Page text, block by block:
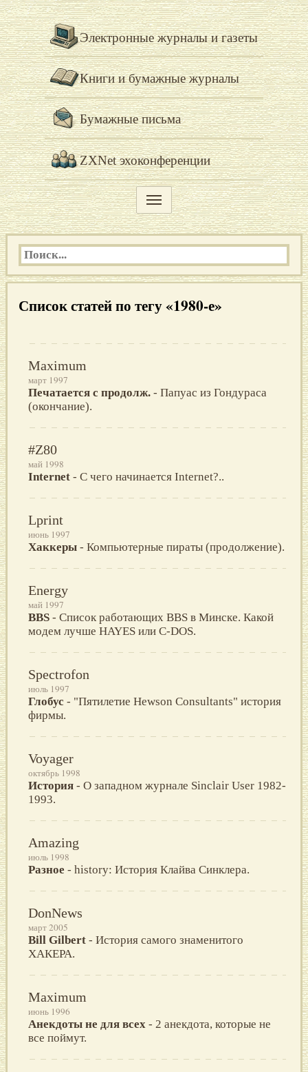
Электронные журналы и газеты
Книги и бумажные журналы
Бумажные письма
ZXNet эхоконференции
Список статей по тегу «1980-е»
Maximum
март 1997
Печатается с продолж. - Папуас из Гондураса
(окончание).
#Z80
май 1998
Internet - С чего начинается Internet?..
Lprint
июнь 1997
Хаккеры - Компьютерные пираты (продолжение).
Energy
май 1997
BBS - Список работающих BBS в Минске. Какой
модем лучше HAYES или C-DOS.
Spectrofon
июль 1997
Глобус - "Пятилетие Hewson Consultants" история
фирмы.
Voyager
октябрь 1998
История - О западном журнале Sinclair User 1982-
1993.
Amazing
июль 1998
Разное - history: История Клайва Синклера.
DonNews
март 2005
Bill Gilbert - История самого знаменитого
ХАКЕРА.
Maximum
июнь 1996
Анекдоты не для всех - 2 анекдота, которые не
все поймут.